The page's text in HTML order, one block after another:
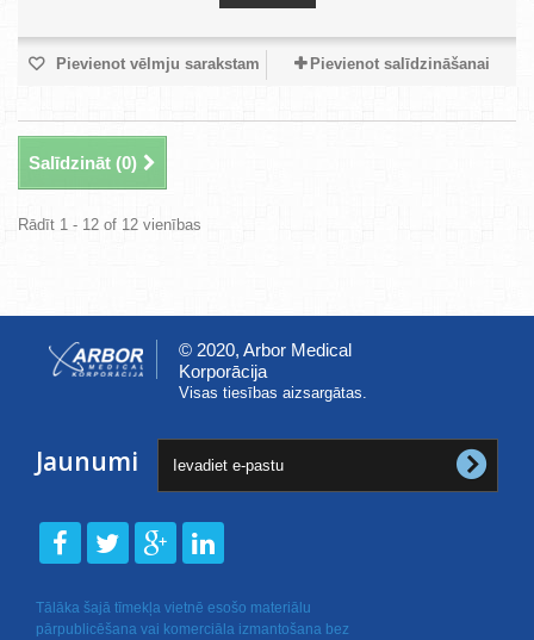
Pievienot vēlmju sarakstam Pievienot salīdzināšanai
Salīdzināt (0)
Rādīt 1 - 12 of 12 vienības
© 2020, Arbor Medical
Korporācija
Visas tiesības aizsargātas.
Jaunumi
Tālāka šajā tīmekļa vietnē esošo materiālu
pārpublicēšana vai komerciāla izmantošana bez